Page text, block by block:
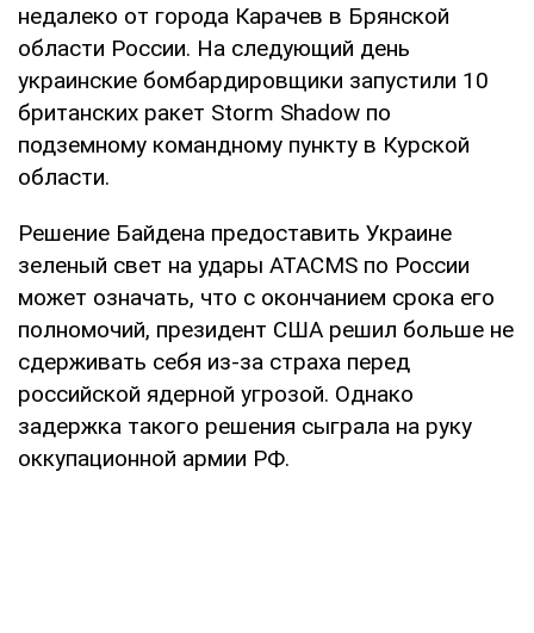
недалеко от города Карачев в Брянской
области России. На следующий день
украинские бомбардировщики запустили 10
британских ракет Storm Shadow по
подземному командному пункту в Курской
области.
Решение Байдена предоставить Украине
зеленый свет на удары ATACMS по России
может означать, что с окончанием срока его
полномочий, президент США решил больше не
сдерживать себя из-за страха перед
российской ядерной угрозой. Однако
задержка такого решения сыграла на руку
оккупационной армии РФ.